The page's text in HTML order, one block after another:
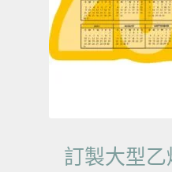
訂製大型